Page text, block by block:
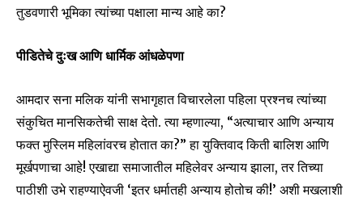
तुडवणारी भूमिका त्यांच्या पक्षाला मान्य आहे का?
पीडितेचे दुःख आणि धार्मिक आंधळेपणा
आमदार सना मलिक यांनी सभागृहात विचारलेला पहिला प्रश्नच त्यांच्या
संकुचित मानसिकतेची साक्ष देतो. त्या म्हणाल्या, “अत्याचार आणि अन्याय
फक्त मुस्लिम महिलांवरच होतात का?” हा युक्तिवाद किती बालिश आणि
मूर्खपणाचा आहे! एखाद्या समाजातील महिलेवर अन्याय झाला, तर तिच्या
पाठीशी उभे राहण्याऐवजी ‘इतर धर्मातही अन्याय होतोच की!’ अशी मखलाशी